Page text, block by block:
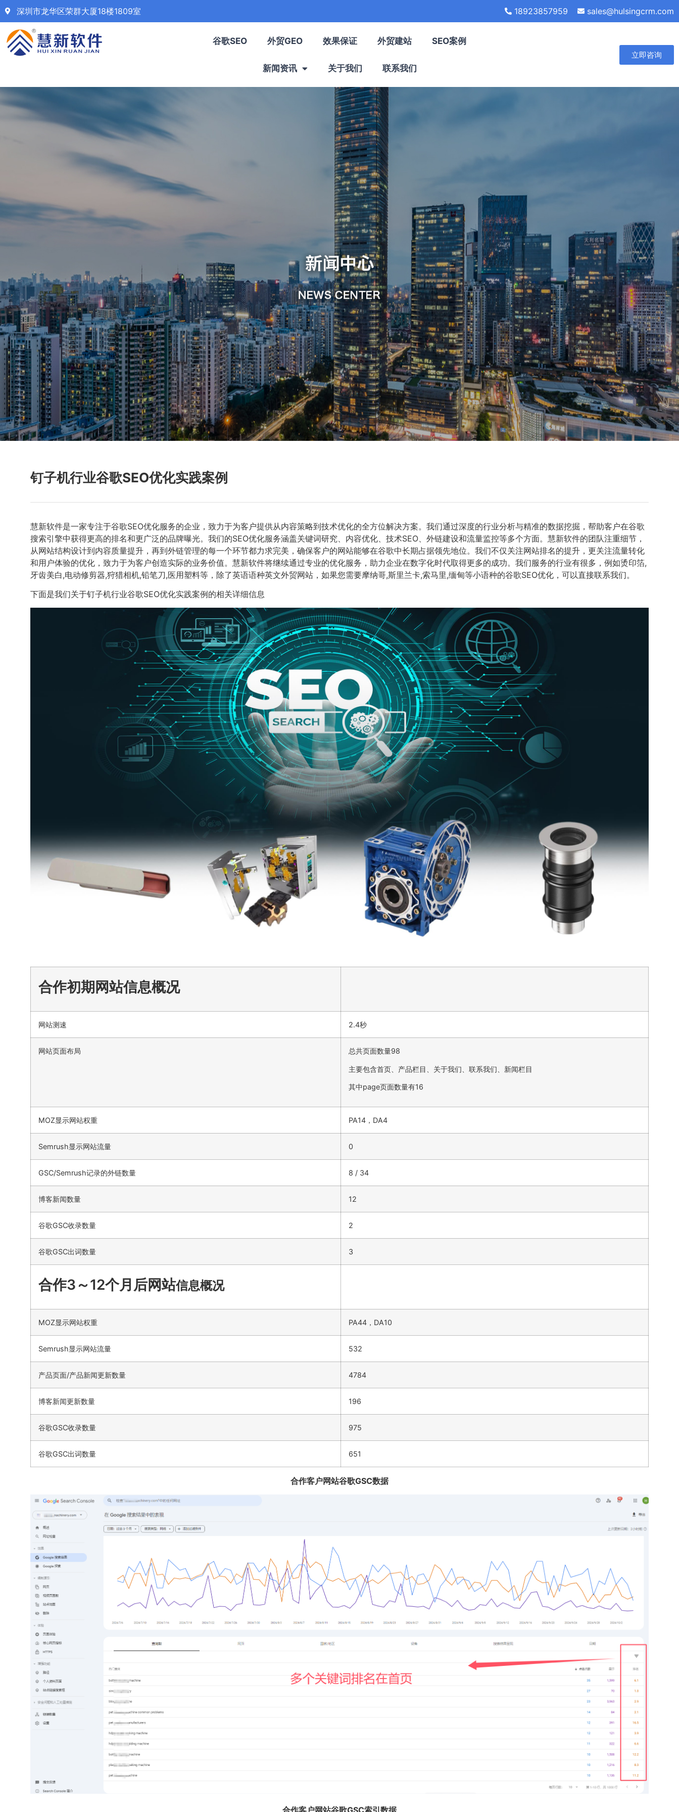
深圳市龙华区荣群大厦18楼1809室 18923857959 sales@hulsingcrm.com
谷歌SEO 外贸GEO 效果保证 外贸建站 SEO案例
新闻资讯 关于我们 联系我们
立即咨询
钉子机行业谷歌SEO优化实践案例
慧新软件是一家专注于谷歌SEO优化服务的企业，致力于为客户提供从内容策略到技术优化的全方位解决方案。我们通过深度的行业分析与精准的数据挖掘，帮助客户在谷歌
搜索引擎中获得更高的排名和更广泛的品牌曝光。我们的SEO优化服务涵盖关键词研究、内容优化、技术SEO、外链建设和流量监控等多个方面。慧新软件的团队注重细节，
从网站结构设计到内容质量提升，再到外链管理的每一个环节都力求完美，确保客户的网站能够在谷歌中长期占据领先地位。我们不仅关注网站排名的提升，更关注流量转化
和用户体验的优化，致力于为客户创造实际的业务价值。慧新软件将继续通过专业的优化服务，助力企业在数字化时代取得更多的成功。我们服务的行业有很多，例如烫印箔,
牙齿美白,电动修剪器,狩猎相机,铅笔刀,医用塑料等，除了英语语种英文外贸网站，如果您需要摩纳哥,斯里兰卡,索马里,缅甸等小语种的谷歌SEO优化，可以直接联系我们。
下面是我们关于钉子机行业谷歌SEO优化实践案例的相关详细信息
合作初期网站信息概况
网站测速 2.4秒
网站页面布局 总共页面数量98
主要包含首页、产品栏目、关于我们、联系我们、新闻栏目
其中page页面数量有16
MOZ显示网站权重 PA14，DA4
Semrush显示网站流量 0
GSC/Semrush记录的外链数量 8 / 34
博客新闻数量 12
谷歌GSC收录数量 2
谷歌GSC出词数量 3
合作3～12个月后网站信息概况
MOZ显示网站权重 PA44，DA10
Semrush显示网站流量 532
产品页面/产品新闻更新数量 4784
博客新闻更新数量 196
谷歌GSC收录数量 975
谷歌GSC出词数量 651
合作客户网站谷歌GSC数据